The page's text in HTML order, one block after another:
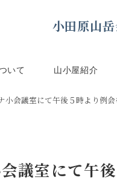
小田原山
いて 山小屋紹介
会議室にて午後５時より例会
議室にて午